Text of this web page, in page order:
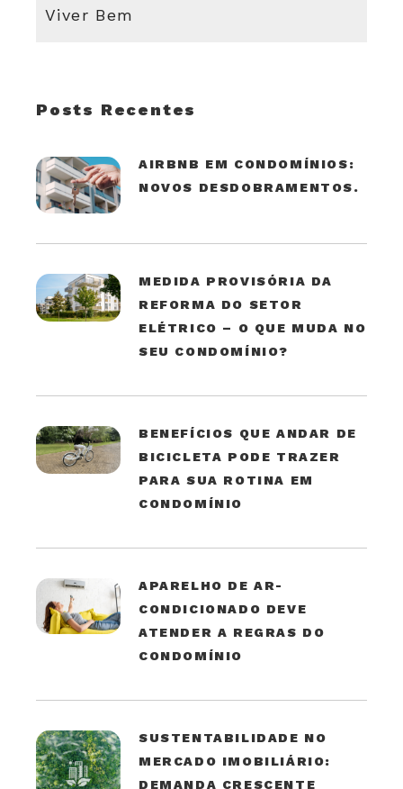
Viver Bem
Posts Recentes
AIRBNB EM CONDOMÍNIOS:
NOVOS DESDOBRAMENTOS.
MEDIDA PROVISÓRIA DA
REFORMA DO SETOR
ELÉTRICO – O QUE MUDA NO
SEU CONDOMÍNIO?
BENEFÍCIOS QUE ANDAR DE
BICICLETA PODE TRAZER
PARA SUA ROTINA EM
CONDOMÍNIO
APARELHO DE AR-
CONDICIONADO DEVE
ATENDER A REGRAS DO
CONDOMÍNIO
SUSTENTABILIDADE NO
MERCADO IMOBILIÁRIO:
DEMANDA CRESCENTE